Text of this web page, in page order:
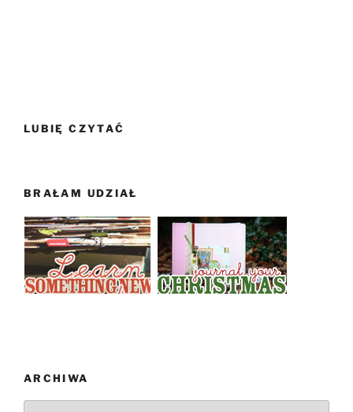
LUBIĘ CZYTAĆ
BRAŁAM UDZIAŁ
ARCHIWA